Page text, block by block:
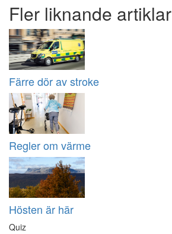
Fler liknande artiklar
Färre dör av stroke
Regler om värme
Hösten är här
Quiz